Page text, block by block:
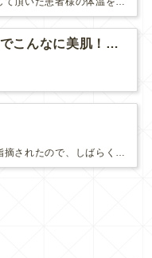
ノーダウンタイムでこんなに美肌！のコラーゲンピール